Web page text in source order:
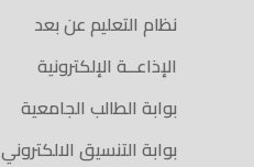
نظام التعليم عن بعد
الإذاعــة الإلكترونية
بوابة الطالب الجامعية
بوابة التنسيق الالكتروني